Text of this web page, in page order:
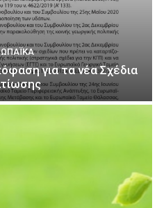
για τα νέα Σχέδια